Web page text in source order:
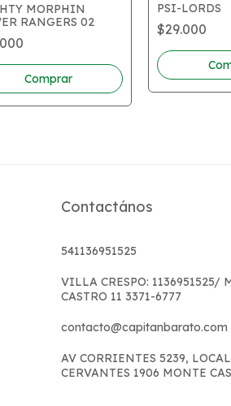
MORPHIN
RANGERS 02
PSI-LORDS
$29.000
Contactános
541136951525
VILLA CRESPO: 1136951525/
CASTRO 11 3371-6777
contacto@capitanbarato.com
AV CORRIENTES 5239,
CERVANTES 1906 MONTE